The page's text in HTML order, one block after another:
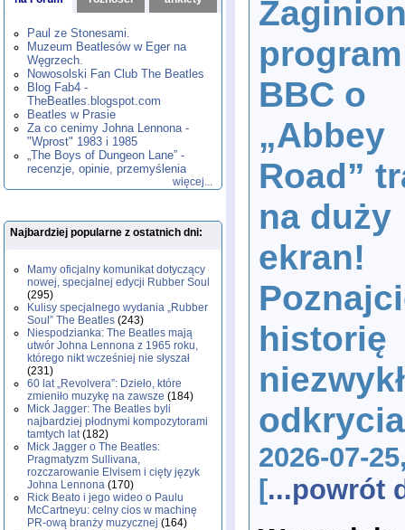
,1982,1983 ,1984,
1985, 1986,1987,1988
1990,1991 ,1992,1993 ,1994,
1995,1996, 1999
2000,2001,2002 ,2003,2004,
2005,2006, 2007
2010,2011,2012,2013,2014
2015,2016, 2017,
2020,2021,2022,2023,2024 ,
2025,2026
Paul ze Stonesami.
Muzeum Beatlesów w Eger na
Węgrzech.
Nowosolski Fan Club The Beatles
Blog Fab4 -
TheBeatles.blogspot.com
Beatles w Prasie
Za co cenimy Johna Lennona -
"Wprost" 1983 i 1985
„The Boys of Dungeon Lane” -
recenzje, opinie, przemyślenia
więcej...
Najbardziej popularne z ostatnich dni:
Mamy oficjalny komunikat dotyczący
nowej, specjalnej edycji Rubber Soul
(295)
Kulisy specjalnego wydania „Rubber
Soul” The Beatles (243)
Niespodzianka: The Beatles mają
utwór Johna Lennona z 1965 roku,
którego nikt wcześniej nie słyszał
(231)
60 lat „Revolvera”: Dzieło, które
zmieniło muzykę na zawsze (184)
Mick Jagger: The Beatles byli
najbardziej płodnymi kompozytorami
tamtych lat(182)
Mick Jagger o The Beatles:
Pragmatyzm Sullivana,
rozczarowanie Elvisem i cięty język
Johna Lennona (170)
Rick Beato i jego wideo o Paulu
McCartneyu: celny cios w machinę
PR-ową branży muzycznej (164)
program
BBC o
„Abbey
Road”
na duży
ekran!
historię
odkrycia
2026-07-
[...powrót